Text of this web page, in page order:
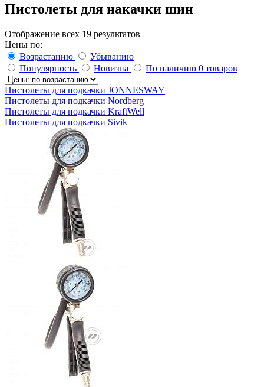
Пистолеты для накачки шин
Отображение всех 19 результатов
Цены по:
Возрастанию
Убыванию
Популярность
Новизна По наличию 0 товаров
Пистолеты для подкачки JONNESWAY
Пистолеты для подкачки Nordberg
Пистолеты для подкачки KraftWell
Пистолеты для подкачки Sivik